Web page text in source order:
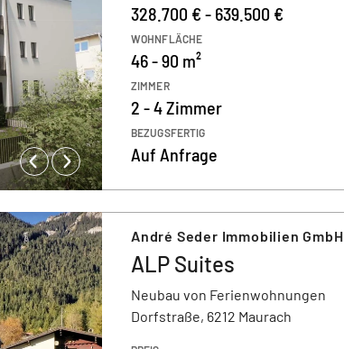
328.700 € - 639.500 €
WOHNFLÄCHE
46 - 90 m²
ZIMMER
2 - 4 Zimmer
BEZUGSFERTIG
Auf Anfrage
André Seder Immobilien GmbH
ALP Suites
Neubau von Ferienwohnungen
Dorfstraße, 6212 Maurach